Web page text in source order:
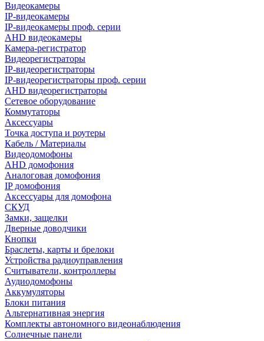
Видеокамеры
IP-видеокамеры
IP-видеокамеры проф. серии
AHD видеокамеры
Камера-регистратор
Видеорегистраторы
IP-видеорегистраторы
IP-видеорегистраторы проф. серии
AHD видеорегистраторы
Сетевое оборудование
Коммутаторы
Аксессуары
Точка доступа и роутеры
Кабель / Материалы
Видеодомофоны
AHD домофония
Аналоговая домофония
IP домофония
Аксессуары для домофона
СКУД
Замки, защелки
Дверные доводчики
Кнопки
Браслеты, карты и брелоки
Устройства радиоуправления
Считыватели, контроллеры
Аудиодомофоны
Аккумуляторы
Блоки питания
Альтернативная энергия
Комплекты автономного видеонаблюдения
Солнечные панели